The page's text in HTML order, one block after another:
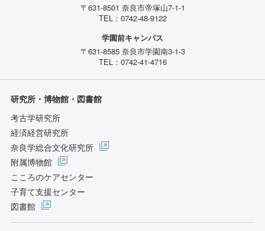
〒631-8501 奈良市帝塚山7-1-1
TEL：0742-48-9122
学園前キャンパス
〒631-8585 奈良市学園南3-1-3
TEL：0742-41-4716
研究所・博物館・図書館
考古学研究所
経済経営研究所
奈良学総合文化研究所
附属博物館
こころのケアセンター
子育て支援センター
図書館